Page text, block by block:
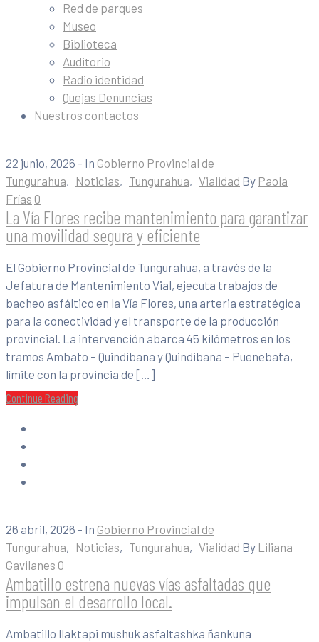
Red de parques
Museo
Biblioteca
Auditorio
Radio identidad
Quejas Denuncias
Nuestros contactos
22 junio, 2026 - In Gobierno Provincial de
Tungurahua‚ Noticias‚ Tungurahua‚ Vialidad By Paola
Frías 0
La Vía Flores recibe mantenimiento para garantizar
una movilidad segura y eficiente
El Gobierno Provincial de Tungurahua, a través de la
Jefatura de Mantenimiento Vial, ejecuta trabajos de
bacheo asfáltico en la Vía Flores, una arteria estratégica
para la conectividad y el transporte de la producción
provincial. La intervención abarca 45 kilómetros en los
tramos Ambato – Quindibana y Quindibana – Puenebata,
límite con la provincia de […]
Continue Reading
26 abril, 2026 - In Gobierno Provincial de
Tungurahua‚ Noticias‚ Tungurahua‚ Vialidad By Liliana
Gavilanes 0
Ambatillo estrena nuevas vías asfaltadas que
impulsan el desarrollo local.
Ambatillo llaktapi mushuk asfaltashka ñankuna